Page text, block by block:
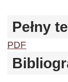
Pełny
PDF